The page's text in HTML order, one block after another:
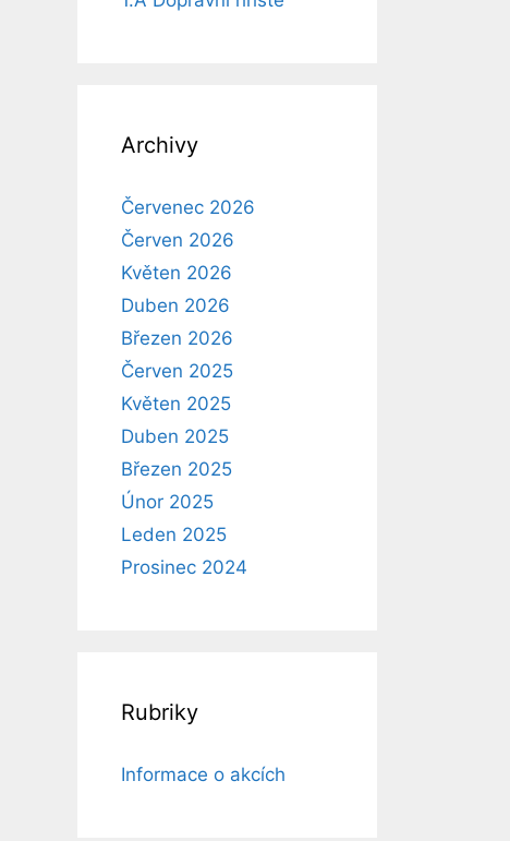
Archivy
Červenec 2026
Červen 2026
Květen 2026
Duben 2026
Březen 2026
Červen 2025
Květen 2025
Duben 2025
Březen 2025
Únor 2025
Leden 2025
Prosinec 2024
Rubriky
Informace o akcích